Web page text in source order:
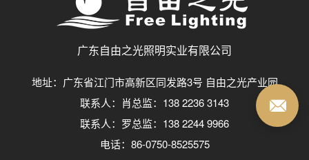
广东自由之光照明实业有限公司
地址：广东省江门市高新区同发路3号 自由之光产业园
联系人：肖总监：138 2236 3143
联系人：罗总监：138 2244 9966
电话：86-0750-8525575